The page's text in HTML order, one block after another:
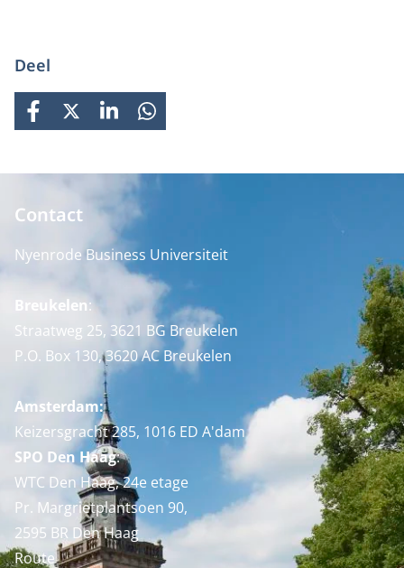
Deel
FACEBOOK
X LINKEDINWHATSAPP
Contact
Nyenrode Business Universiteit
Breukelen:
Straatweg 25, 3621 BG Breukelen
P.O. Box 130, 3620 AC Breukelen
Amsterdam:
Keizersgracht 285, 1016 ED A'dam
SPO Den Haag:
WTC Den Haag, 24e etage
Pr. Margrietplantsoen 90,
2595 BR Den Haag
Route